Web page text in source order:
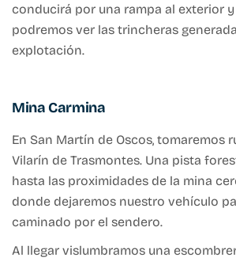
conducirá por una rampa al exterior
podremos ver las trincheras
explotación.
Mina Carmina
En San Martín de Oscos, tomaremos
Vilarín de Trasmontes. Una pista
hasta las proximidades de la mina
donde dejaremos nuestro vehículo
caminado por el sendero.
Al llegar vislumbramos una